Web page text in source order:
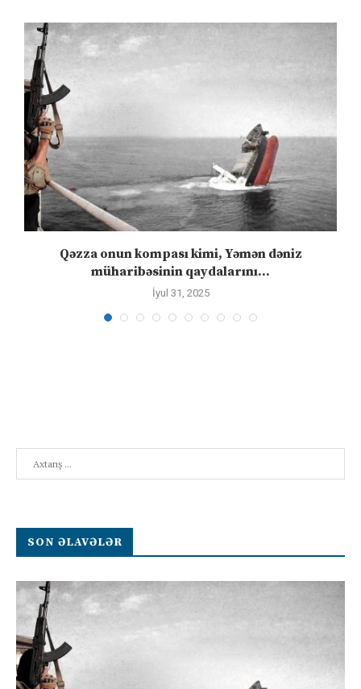
Qəzza onun kompası kimi, Yəmən dəniz
müharibəsinin qaydalarını...
İyul 31, 2025
SON ƏLAVƏLƏR